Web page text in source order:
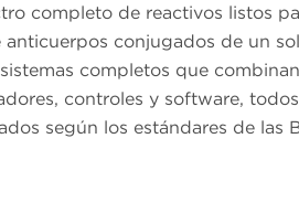
completo de reactivos listos
anticuerpos conjugados de un
completos que
controles y software,
según los estándares de las